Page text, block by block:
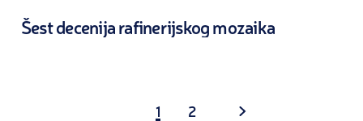
Šest decenija rafinerijskog mozaika
1 2